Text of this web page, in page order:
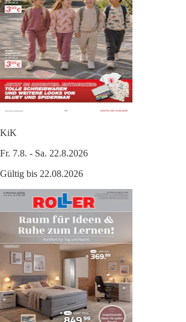
KiK
Fr. 7.8. - Sa. 22.8.2026
Gültig bis 22.08.2026